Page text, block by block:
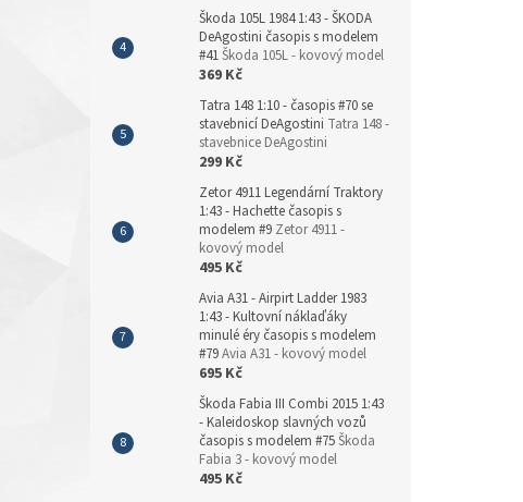
Škoda 105L 1984 1:43 - ŠKODA
DeAgostini časopis s modelem
#41Škoda 105L - kovový model
369 Kč
Tatra 148 1:10 - časopis #70 se
stavebnicí DeAgostini Tatra 148 -
stavebnice DeAgostini
299 Kč
Zetor 4911 Legendární Traktory
1:43 - Hachette časopis s
modelem #9 Zetor 4911 -
kovový model
495 Kč
Avia A31 - Airpirt Ladder 1983
1:43 - Kultovní náklaďáky
minulé éry časopis s modelem
#79Avia A31 - kovový model
695 Kč
Škoda Fabia III Combi 2015 1:43
- Kaleidoskop slavných vozů
časopis s modelem #75Škoda
Fabia 3 - kovový model
495 Kč